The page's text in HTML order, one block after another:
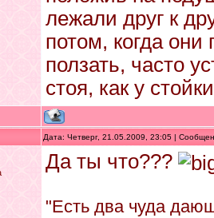
лежали друг к
потом, когда
ползать, часто
стоя, как у
Дата: Четверг, 21.05.2009, 23:05 |
Да ты что???
"Есть два чуда